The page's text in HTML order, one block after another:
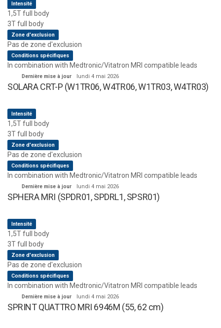
Intensité
1,5T full body
3T full body
Zone d'exclusion
Pas de zone d'exclusion
Conditions spécifiques
In combination with Medtronic/Vitatron MRI compatible leads
Dernière mise à jour lundi 4 mai 2026
SOLARA CRT-P (W1TR06, W4TR06, W1TR03, W4TR03)
Intensité
1,5T full body
3T full body
Zone d'exclusion
Pas de zone d'exclusion
Conditions spécifiques
In combination with Medtronic/Vitatron MRI compatible leads
Dernière mise à jour lundi 4 mai 2026
SPHERA MRI (SPDR01, SPDRL1, SPSR01)
Intensité
1,5T full body
3T full body
Zone d'exclusion
Pas de zone d'exclusion
Conditions spécifiques
In combination with Medtronic/Vitatron MRI compatible leads
Dernière mise à jour lundi 4 mai 2026
SPRINT QUATTRO MRI 6946M (55, 62 cm)